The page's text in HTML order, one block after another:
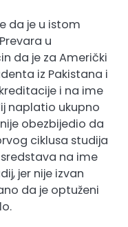
da je u istom
u
da je za Američki
iz Pakistana i
i na ime
naplatio ukupno
obezbijedio da
ciklusa studija
na ime
jer nije izvan
da je optuženi